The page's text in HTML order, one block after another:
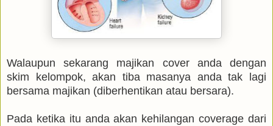
Walaupun sekarang majikan cover anda dengan
skim kelompok, akan tiba masanya anda tak lagi
bersama majikan (diberhentikan atau bersara).
Pada ketika itu anda akan kehilangan coverage dari